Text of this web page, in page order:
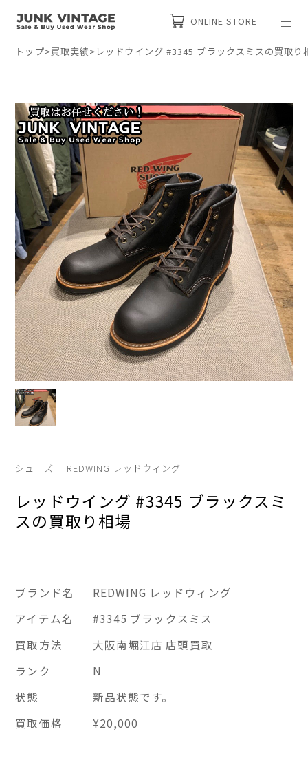
ONLINE STORE
トップ>買取実績> レッドウイング #3345 ブラックスミスの買取り
シューズ REDWING レッドウィング
レッドウイング #3345 ブラックスミ
スの買取り相場
ブランド名
REDWING レッドウィング
アイテム名
#3345 ブラックスミス
買取方法
大阪南堀江店 店頭買取
ランク
N
状態
新品状態です。
買取価格
¥20,000